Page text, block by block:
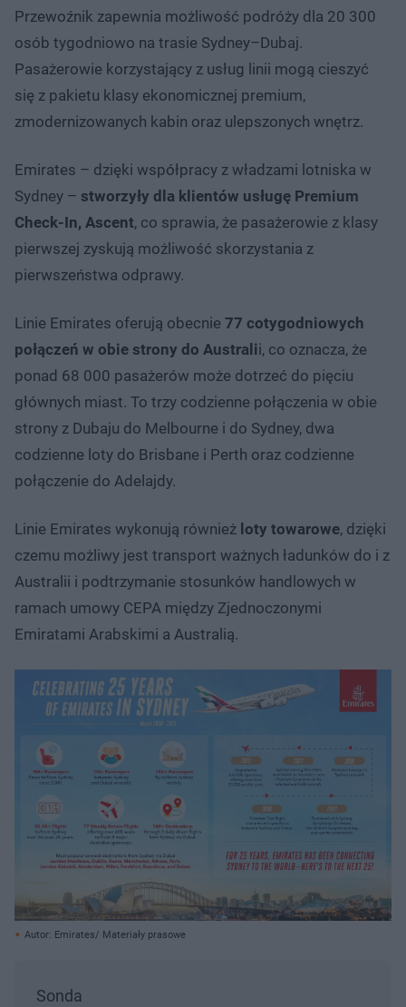
Przewoźnik zapewnia możliwość podróży dla 20 300
osób tygodniowo na trasie Sydney–Dubaj.
Pasażerowie korzystający z usług linii mogą cieszyć
się z pakietu klasy ekonomicznej premium,
zmodernizowanych kabin oraz ulepszonych wnętrz.
Emirates ­– dzięki współpracy z władzami lotniska w
Sydney – stworzyły dla klientów usługę Premium
Check-In, Ascent, co sprawia, że pasażerowie z klasy
pierwszej zyskują możliwość skorzystania z
pierwszeństwa odprawy.
Linie Emirates oferują obecnie 77 cotygodniowych
połączeń w obie strony do Australii, co oznacza, że
ponad 68 000 pasażerów może dotrzeć do pięciu
głównych miast. To trzy codzienne połączenia w obie
strony z Dubaju do Melbourne i do Sydney, dwa
codzienne loty do Brisbane i Perth oraz codzienne
połączenie do Adelajdy.
Linie Emirates wykonują również loty towarowe, dzięki
czemu możliwy jest transport ważnych ładunków do i z
Australii i podtrzymanie stosunków handlowych w
ramach umowy CEPA między Zjednoczonymi
Emiratami Arabskimi a Australią.
Autor: Emirates/ Materiały prasowe
Sonda